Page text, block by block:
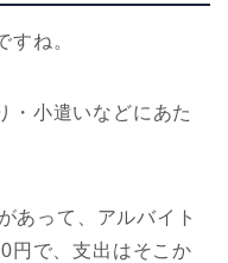
すね。
・小遣いなどにあた
あって、アルバイト
円で、支出はそこか